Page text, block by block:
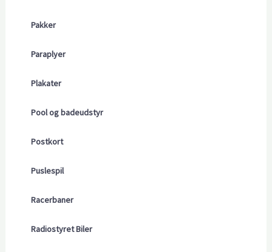
Pakker
Paraplyer
Plakater
Pool og badeudstyr
Postkort
Puslespil
Racerbaner
Radiostyret Biler